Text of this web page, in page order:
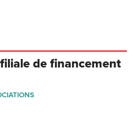
de financement